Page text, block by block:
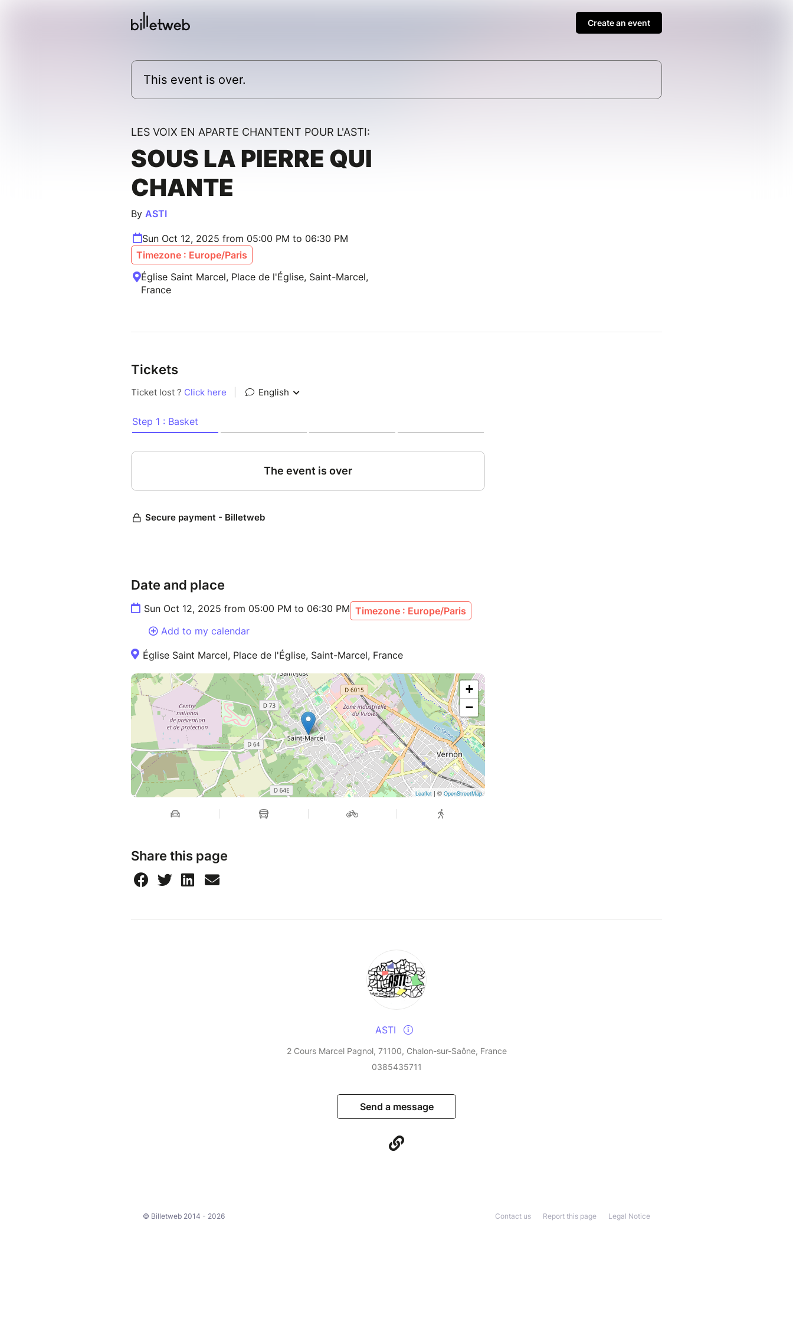
Create an event
This event is over.
LES VOIX EN APARTE CHANTENT POUR L'ASTI:
SOUS LA PIERRE QUI
CHANTE
By ASTI
Sun Oct 12, 2025 from 05:00 PM to 06:30 PM
Timezone : Europe/Paris
Église Saint Marcel, Place de l'Église, Saint-Marcel,
France
Tickets
Date and place
Sun Oct 12, 2025 from 05:00 PM to 06:30 PM Timezone : Europe/Paris
Add to my calendar
Église Saint Marcel, Place de l'Église, Saint-Marcel, France
+
−
Leaflet | © OpenStreetMap
Share this page
ASTI
2 Cours Marcel Pagnol, 71100, Chalon-sur-Saône, France
0385435711
Send a message
© Billetweb 2014 - 2026 Legal Notice
Report this page
Contact us